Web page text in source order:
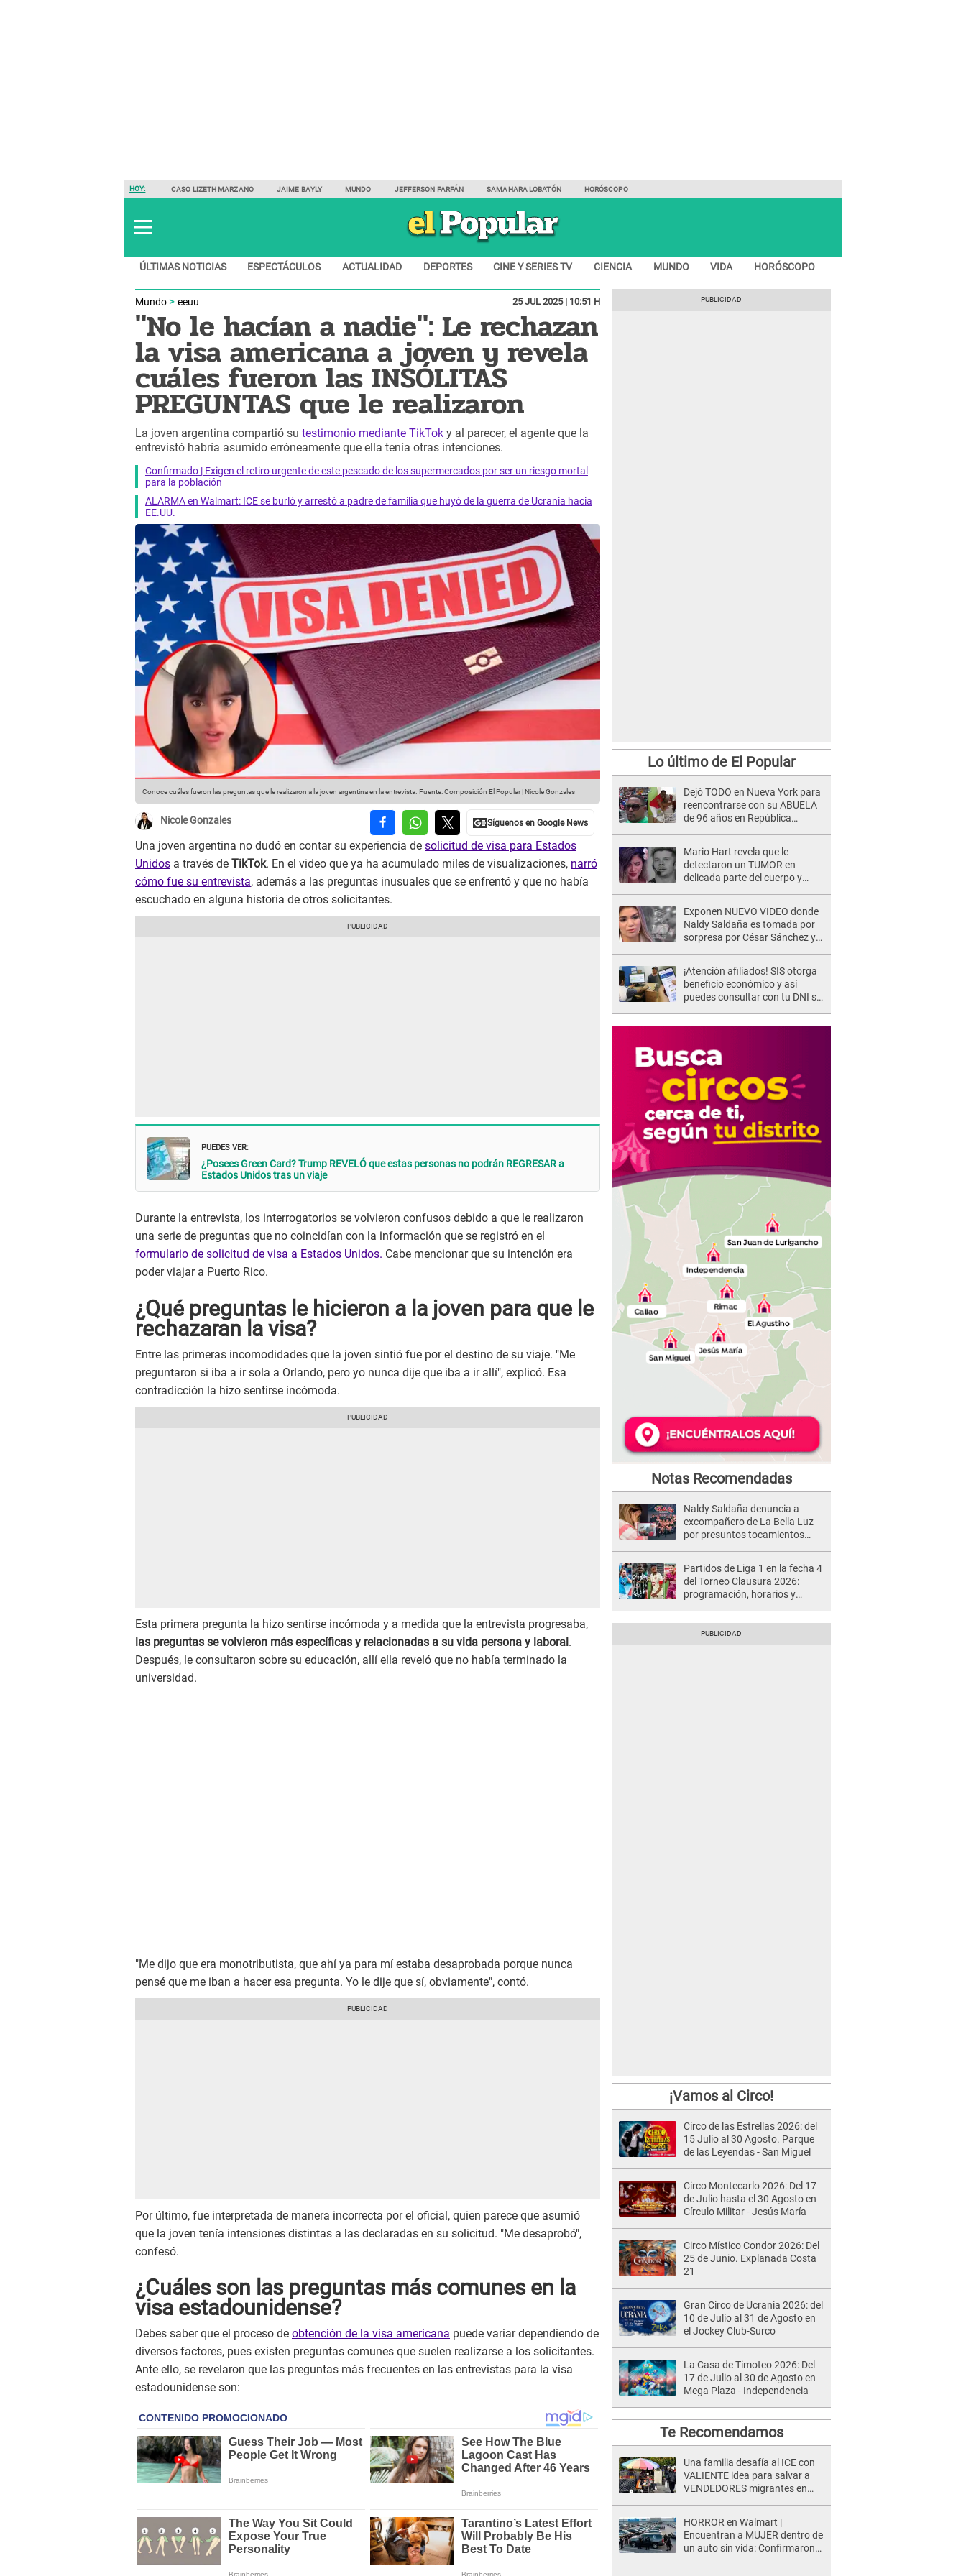
HOY: CASO LIZETH MARZANO JAIME BAYLY MUNDO JEFFERSON FARFÁN SAMAHARA LOBATÓN HORÓSCOPO
ÚLTIMAS NOTICIAS ESPECTÁCULOS ACTUALIDAD DEPORTES CINE Y SERIES TV CIENCIA MUNDO VIDA HORÓSCOPO
Mundo eeuu 25 JUL 2025 | 10:51 H
"No le hacían a nadie": Le rechazan
la visa americana a joven y revela
cuáles fueron las INSÓLITAS
PREGUNTAS que le realizaron
La joven argentina compartió su testimonio mediante TikTok y al parecer, el agente que la
entrevistó habría asumido erróneamente que ella tenía otras intenciones.
Confirmado | Exigen el retiro urgente de este pescado de los supermercados por ser un riesgo mortal
para la población
ALARMA en Walmart: ICE se burló y arrestó a padre de familia que huyó de la guerra de Ucrania hacia
EE.UU.
Conoce cuáles fueron las preguntas que le realizaron a la joven argentina en la entrevista. Fuente: Composición El Popular | Nicole Gonzales
Nicole Gonzales
Una joven argentina no dudó en contar su experiencia de solicitud de visa para Estados
Unidos a través de TikTok. En el video que ya ha acumulado miles de visualizaciones, narró
cómo fue su entrevista, además a las preguntas inusuales que se enfrentó y que no había
escuchado en alguna historia de otros solicitantes.
PUEDES VER:
¿Posees Green Card? Trump REVELÓ que estas personas no podrán REGRESAR a
Estados Unidos tras un viaje
Durante la entrevista, los interrogatorios se volvieron confusos debido a que le realizaron
una serie de preguntas que no coincidían con la información que se registró en el
formulario de solicitud de visa a Estados Unidos. Cabe mencionar que su intención era
poder viajar a Puerto Rico.
¿Qué preguntas le hicieron a la joven para que le
rechazaran la visa?
Entre las primeras incomodidades que la joven sintió fue por el destino de su viaje. "Me
preguntaron si iba a ir sola a Orlando, pero yo nunca dije que iba a ir allí", explicó. Esa
contradicción la hizo sentirse incómoda.
Esta primera pregunta la hizo sentirse incómoda y a medida que la entrevista progresaba,
las preguntas se volvieron más específicas y relacionadas a su vida persona y laboral .
Después, le consultaron sobre su educación, allí ella reveló que no había terminado la
universidad.
"Me dijo que era monotributista, que ahí ya para mí estaba desaprobada porque nunca
pensé que me iban a hacer esa pregunta. Yo le dije que sí, obviamente", contó.
Por último, fue interpretada de manera incorrecta por el oficial, quien parece que asumió
que la joven tenía intensiones distintas a las declaradas en su solicitud. "Me desaprobó",
confesó.
¿Cuáles son las preguntas más comunes en la
visa estadounidense?
Debes saber que el proceso de obtención de la visa americana puede variar dependiendo de
diversos factores, pues existen preguntas comunes que suelen realizarse a los solicitantes.
Ante ello, se revelaron que las preguntas más frecuentes en las entrevistas para la visa
estadounidense son:
Lo último de El Popular
Dejó TODO en Nueva York para
reencontrarse con su ABUELA
de 96 años en República
Mario Hart revela que le
detectaron un TUMOR en
delicada parte del cuerpo y
Exponen NUEVO VIDEO donde
Naldy Saldaña es tomada por
sorpresa por César Sánchez y
¡Atención afiliados! SIS otorga
beneficio económico y así
puedes consultar con tu DNI si
Notas Recomendadas
Naldy Saldaña denuncia a
excompañero de La Bella Luz
por presuntos tocamientos
Partidos de Liga 1 en la fecha 4
del Torneo Clausura 2026:
programación, horarios y
¡Vamos al Circo!
Circo de las Estrellas 2026: del
15 Julio al 30 Agosto. Parque
de las Leyendas - San Miguel
Circo Montecarlo 2026: Del 17
de Julio hasta el 30 Agosto en
Círculo Militar - Jesús María
Circo Místico Condor 2026: Del
25 de Junio. Explanada Costa
21
Gran Circo de Ucrania 2026: del
10 de Julio al 31 de Agosto en
el Jockey Club-Surco
La Casa de Timoteo 2026: Del
17 de Julio al 30 de Agosto en
Mega Plaza - Independencia
Te Recomendamos
Una familia desafía al ICE con
VALIENTE idea para salvar a
VENDEDORES migrantes en
HORROR en Walmart |
Encuentran a MUJER dentro de
un auto sin vida: Confirmaron